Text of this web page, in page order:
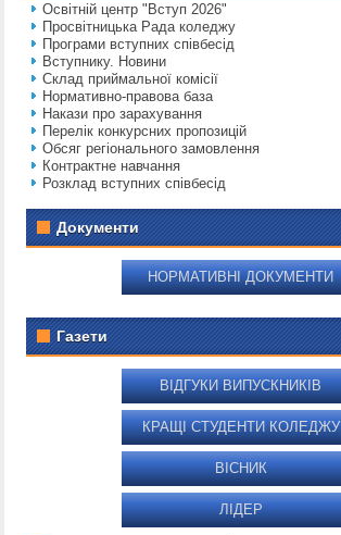
Освітній центр "Вступ 2026"
Просвітницька Рада коледжу
Програми вступних співбесід
Вступнику. Новини
Склад приймальної комісії
Нормативно-правова база
Накази про зарахування
Перелік конкурсних пропозицій
Обсяг регіонального замовлення
Контрактне навчання
Розклад вступних співбесід
Документи
НОРМАТИВНІ ДОКУМЕНТИ
Газети
ВІДГУКИ ВИПУСКНИКІВ
КРАЩІ СТУДЕНТИ КОЛЕДЖУ
ВІСНИК
ЛІДЕР